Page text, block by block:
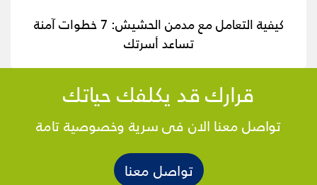
كيفية التعامل مع مدمن الحشيش: 7 خطوات آمنة
تساعد أسرتك
قرارك قد يكلفك حياتك
تواصل معنا الان فى سرية وخصوصية تامة
تواصل معنا